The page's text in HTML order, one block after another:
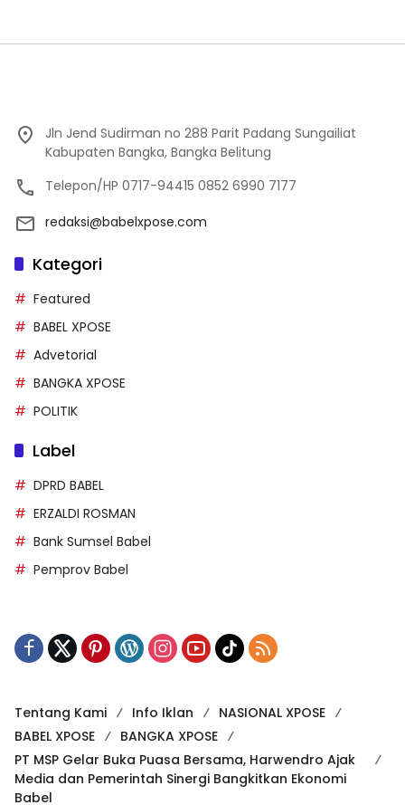
Jln Jend Sudirman no 288 Parit Padang Sungailiat
Kabupaten Bangka, Bangka Belitung
Telepon/HP 0717-94415 0852 6990 7177
redaksi@babelxpose.com
Kategori
Featured
BABEL XPOSE
Advetorial
BANGKA XPOSE
POLITIK
Label
DPRD BABEL
ERZALDI ROSMAN
Bank Sumsel Babel
Pemprov Babel
Tentang Kami Info Iklan
NASIONAL XPOSE
BABEL XPOSE
BANGKA XPOSE
PT MSP Gelar Buka Puasa Bersama, Harwendro Ajak
Media dan Pemerintah Sinergi Bangkitkan Ekonomi
Babel